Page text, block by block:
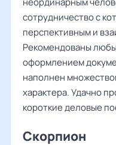
сотрудничество с
перспективным и
Рекомендованы
оформлением
наполнен
характера. Удачно
короткие деловые
Скорпион